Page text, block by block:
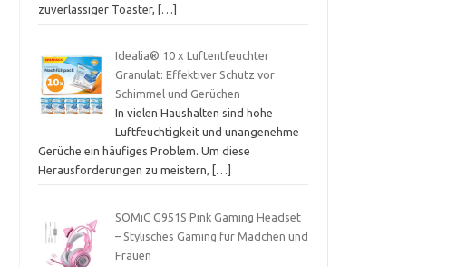
zuverlässiger Toaster,
[…]
Idealia® 10 x Luftentfeuchter
Granulat: Effektiver Schutz vor
Schimmel und Gerüchen
In vielen Haushalten sind hohe
Luftfeuchtigkeit und unangenehme
Gerüche ein häufiges Problem. Um diese
Herausforderungen zu meistern,
[…]
SOMiC G951S Pink Gaming Headset
– Stylisches Gaming für Mädchen und
Frauen